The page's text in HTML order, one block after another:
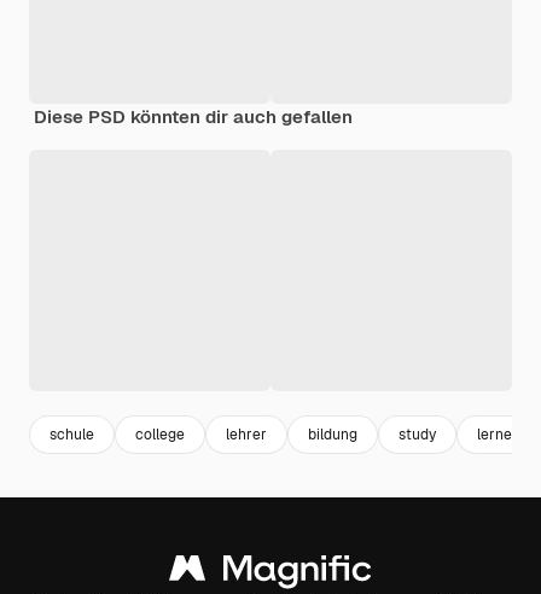
Diese PSD könnten dir auch gefallen
schule college lehrer bildung study lernen